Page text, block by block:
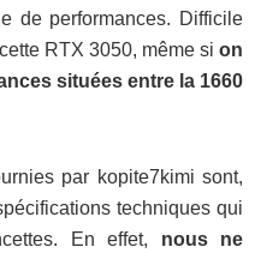
de performances. Difficile
RTX 3050, même si on
situées entre la 1660
par kopite7kimi sont,
techniques qui
En effet, nous ne